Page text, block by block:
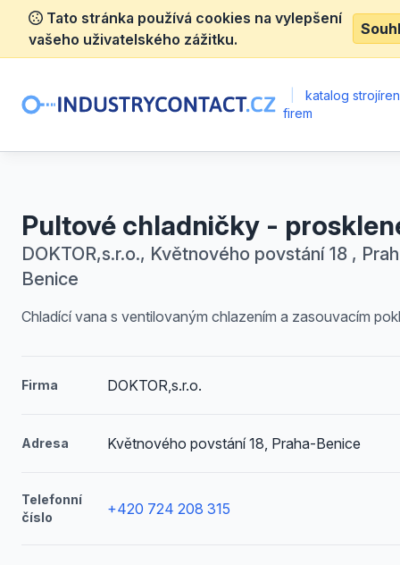
Tato stránka používá cookies na vylepšení
vašeho uživatelského zážitku.
katalog
firem
Pultové chladničky -
DOKTOR,s.r.o., Květnového povstání 18 ,
Benice
Chladící vana s ventilovaným chlazením a zasouvacím
Firma DOKTOR,s.r.o.
Adresa Květnového povstání 18, Praha-Benice
Telefonní
číslo
+420 724 208 315